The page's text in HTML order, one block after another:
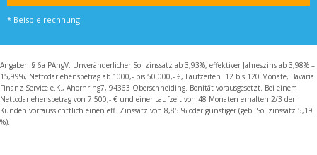
* Beispielrechnung
Angaben § 6a PAngV: Unveränderlicher Sollzinssatz ab 3,93%, effektiver Jahreszins ab 3,98% –
15,99%, Nettodarlehensbetrag ab 1000,- bis 50.000,- €, Laufzeiten 12 bis 120 Monate, Bavaria
Finanz Service e.K., Ahornring7, 94363 Oberschneiding. Bonität vorausgesetzt. Bei einem
Nettodarlehensbetrag von 7.500,- € und einer Laufzeit von 48 Monaten erhalten 2/3 der
Kunden vorraussichttlich einen eff. Zinssatz von 8,85 % oder günstiger (geb. Sollzinssatz 5,19
%).